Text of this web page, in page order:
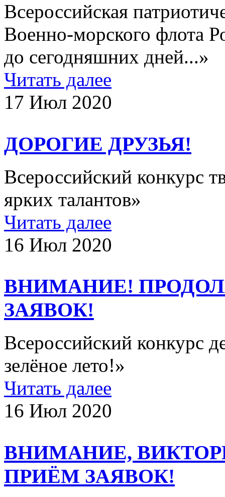
Всероссийская
Военно-морского флота
до сегодняшних
Читать далее
17 Июл 2020
ДОРОГИЕ ДРУЗЬЯ!
Всероссийский конкурс
ярких талантов»
Читать далее
16 Июл 2020
ВНИМАНИЕ!
ЗАЯВОК!
Всероссийский конкурс
зелёное лето!»
Читать далее
16 Июл 2020
ВНИМАНИЕ,
ПРИЁМ ЗАЯВОК!